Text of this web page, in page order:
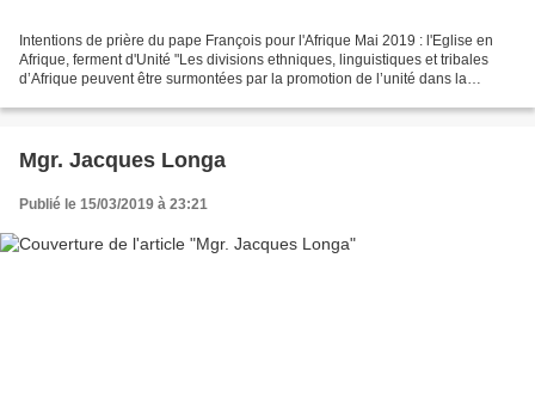
Intentions de prière du pape François pour l'Afrique Mai 2019 : l'Eglise en
Afrique, ferment d'Unité "Les divisions ethniques, linguistiques et tribales
d’Afrique peuvent être surmontées par la promotion de l’unité dans la
Mgr. Jacques Longa
Publié le 15/03/2019 à 23:21